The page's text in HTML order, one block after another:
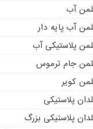
آب
آب پایه دار
پلاستیکی آب
جام ترموس
کویر
پلاستیکی
پلاستیکی بزرگ